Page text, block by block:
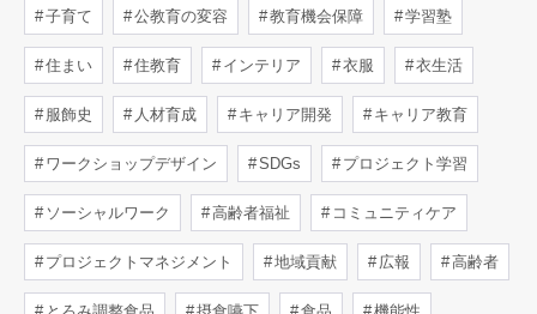
子育て 公教育の変容 教育機会保障 学習塾
住まい 住教育 インテリア 衣服 衣生活
服飾史 人材育成 キャリア開発 キャリア教育
ワークショップデザイン SDGs プロジェクト学習
ソーシャルワーク 高齢者福祉 コミュニティケア
プロジェクトマネジメント 地域貢献 広報 高齢者